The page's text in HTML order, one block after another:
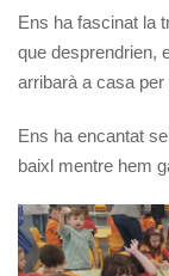
Ens ha fascinat la
que desprendrien,
arribarà a casa per
Ens ha encantat
baixl mentre hem